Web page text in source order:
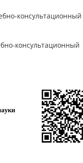
консультационный
консультационный